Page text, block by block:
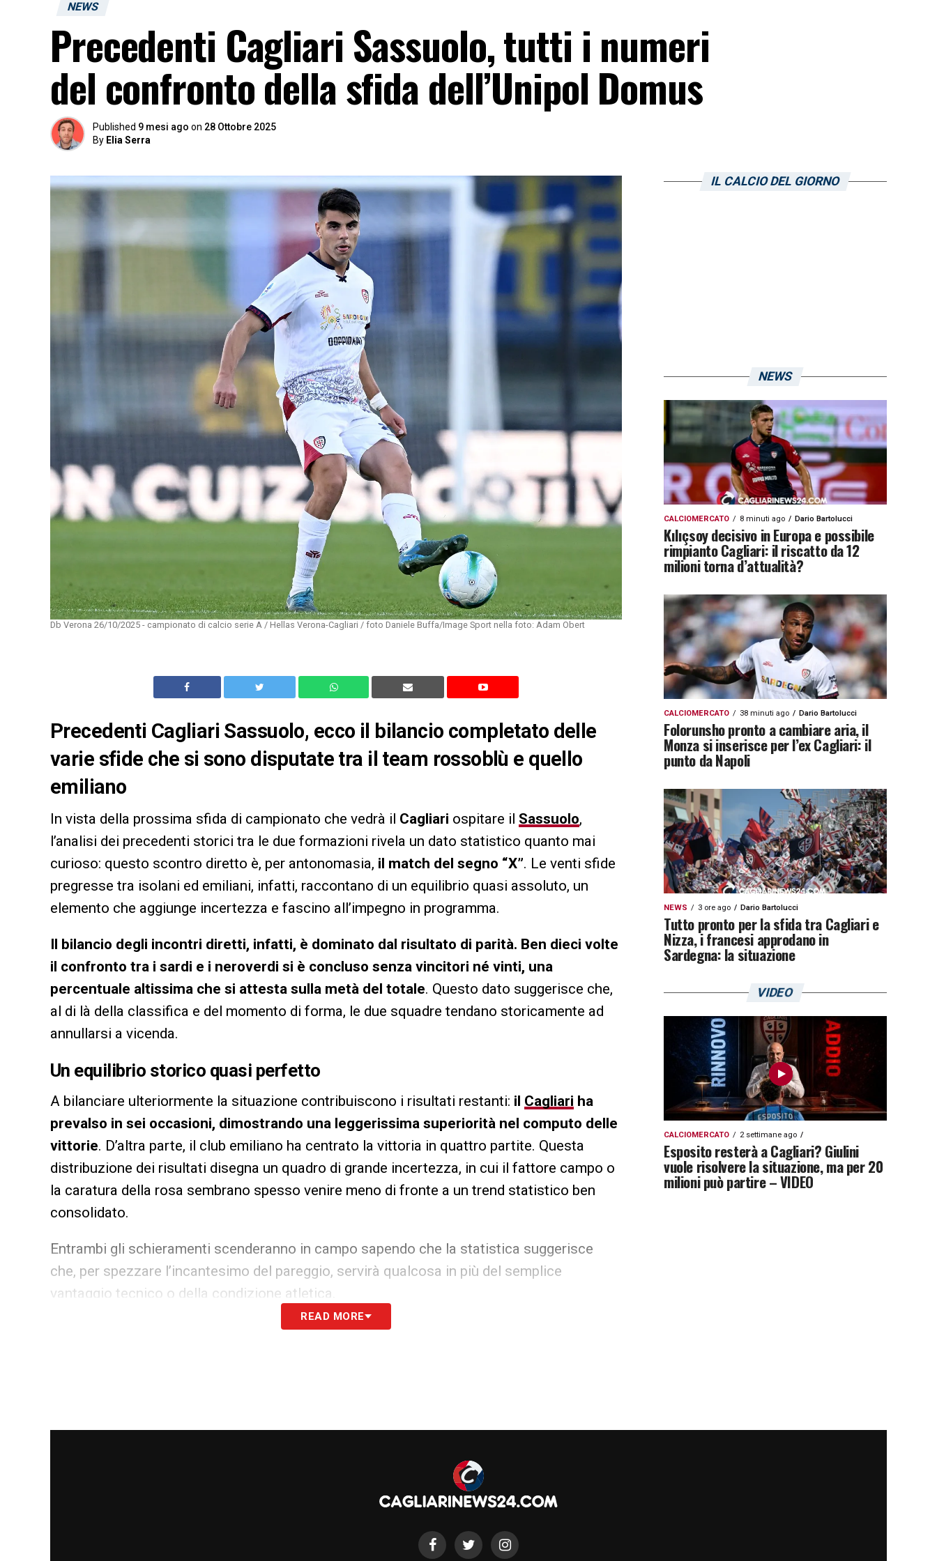
NEWS
Precedenti Cagliari Sassuolo, tutti i numeri
del confronto della sfida dell’Unipol Domus
Published 9 mesi ago on 28 Ottobre 2025
By Elia Serra
Db Verona 26/10/2025 - campionato di calcio serie A / Hellas Verona-Cagliari / foto Daniele Buffa/Image Sport nella foto: Adam Obert
Precedenti Cagliari Sassuolo, ecco il bilancio completato delle
varie sfide che si sono disputate tra il team rossoblù e quello
emiliano
In vista della prossima sfida di campionato che vedrà il Cagliari ospitare il Sassuolo,
l’analisi dei precedenti storici tra le due formazioni rivela un dato statistico quanto mai
curioso: questo scontro diretto è, per antonomasia, il match del segno “X”. Le venti sfide
pregresse tra isolani ed emiliani, infatti, raccontano di un equilibrio quasi assoluto, un
elemento che aggiunge incertezza e fascino all’impegno in programma.
Il bilancio degli incontri diretti, infatti, è dominato dal risultato di parità. Ben dieci volte
il confronto tra i sardi e i neroverdi si è concluso senza vincitori né vinti, una
percentuale altissima che si attesta sulla metà del totale. Questo dato suggerisce che,
al di là della classifica e del momento di forma, le due squadre tendano storicamente ad
annullarsi a vicenda.
Un equilibrio storico quasi perfetto
A bilanciare ulteriormente la situazione contribuiscono i risultati restanti: il Cagliari ha
prevalso in sei occasioni, dimostrando una leggerissima superiorità nel computo delle
vittorie. D’altra parte, il club emiliano ha centrato la vittoria in quattro partite. Questa
distribuzione dei risultati disegna un quadro di grande incertezza, in cui il fattore campo o
la caratura della rosa sembrano spesso venire meno di fronte a un trend statistico ben
consolidato.
Entrambi gli schieramenti scenderanno in campo sapendo che la statistica suggerisce
che, per spezzare l’incantesimo del pareggio, servirà qualcosa in più del semplice
vantaggio tecnico o della condizione atletica.
La possibile chiave di lettura per la gara
bloccati e poco spettacolari.Per rompere questo schema, l’arma vincente potrebbe
READ MORE
IL CALCIO DEL GIORNO
NEWS
CALCIOMERCATO 8 minuti ago Dario Bartolucci
Kılıçsoy decisivo in Europa e possibile
rimpianto Cagliari: il riscatto da 12
milioni torna d’attualità?
CALCIOMERCATO 38 minuti ago Dario Bartolucci
Folorunsho pronto a cambiare aria, il
Monza si inserisce per l’ex Cagliari: il
punto da Napoli
NEWS 3 ore ago Dario Bartolucci
Tutto pronto per la sfida tra Cagliari e
Nizza, i francesi approdano in
Sardegna: la situazione
VIDEO
CALCIOMERCATO 2 settimane ago
Esposito resterà a Cagliari? Giulini
vuole risolvere la situazione, ma per 20
milioni può partire – VIDEO